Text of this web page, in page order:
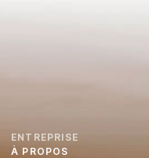
ENTREPRISE
À PROPOS